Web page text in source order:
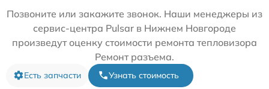
Позвоните или закажите звонок. Наши менеджеры из
сервис-центра Pulsar в Нижнем Новгороде
произведут оценку стоимости ремонта тепловизора
Ремонт разъема.
Есть запчасти Узнать стоимость